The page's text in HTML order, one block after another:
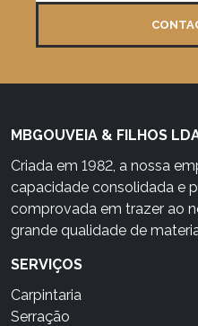
MBGOUVEIA & FILHOS
Criada em 1982, a nossa
capacidade consolidada e
comprovada em trazer ao
grande qualidade de
SERVIÇOS
Carpintaria
Serração